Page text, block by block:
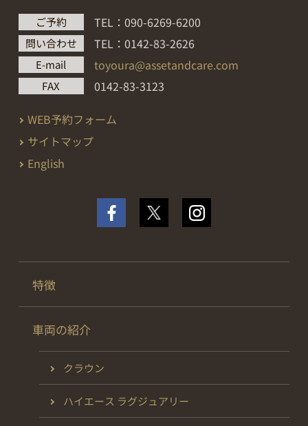
ご予約 TEL：090-6269-6200
問い合わせ TEL：0142-83-2626
E-mail toyoura@assetandcare.com
FAX
0142-83-3123
WEB予約フォーム
サイトマップ
English
特徴
車両の紹介
クラウン
ハイエース ラグジュアリー